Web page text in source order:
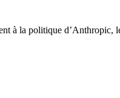
à la politique d’Anthropic,